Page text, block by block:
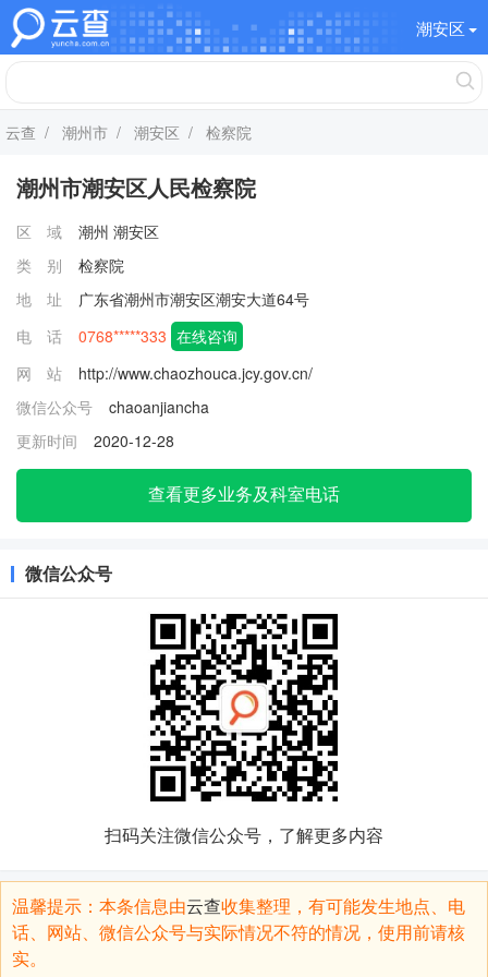
潮安区
云查 / 潮州市 / 潮安区 / 检察院
潮州市潮安区人民检察院
区 域 潮州 潮安区
类 别
检察院
地 址
广东省潮州市潮安区潮安大道64号
电 话
0768*****333 在线咨询
网 站
http://www.chaozhouca.jcy.gov.cn/
微信公众号
chaoanjiancha
更新时间
2020-12-28
查看更多业务及科室电话
微信公众号
扫码关注微信公众号，了解更多内容
温馨提示：本条信息由云查收集整理，有可能发生地点、电
话、网站、微信公众号与实际情况不符的情况，使用前请核
实。